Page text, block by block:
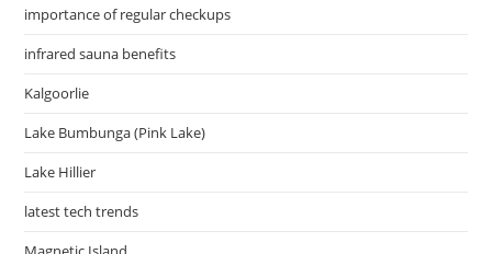
importance of regular checkups
infrared sauna benefits
Kalgoorlie
Lake Bumbunga (Pink Lake)
Lake Hillier
latest tech trends